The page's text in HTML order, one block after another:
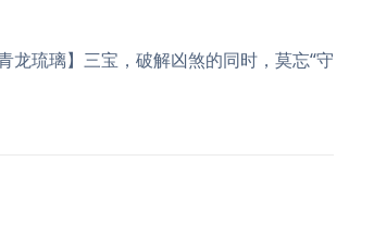
龙琉璃】三宝，破解凶煞的同时，莫忘“守